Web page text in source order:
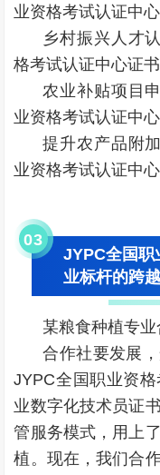
业资格考试认证中心
乡村振兴人才
格考试认证中心证书
农业补贴项目
业资格考试认证中心
提升农产品附
业资格考试认证中心
03
JYPC全国职
业标杆的跨越
某粮食种植专业
合作社要发展
JYPC全国职业资
业数字化技术员证
管服务模式，用上
植。现在，我们合